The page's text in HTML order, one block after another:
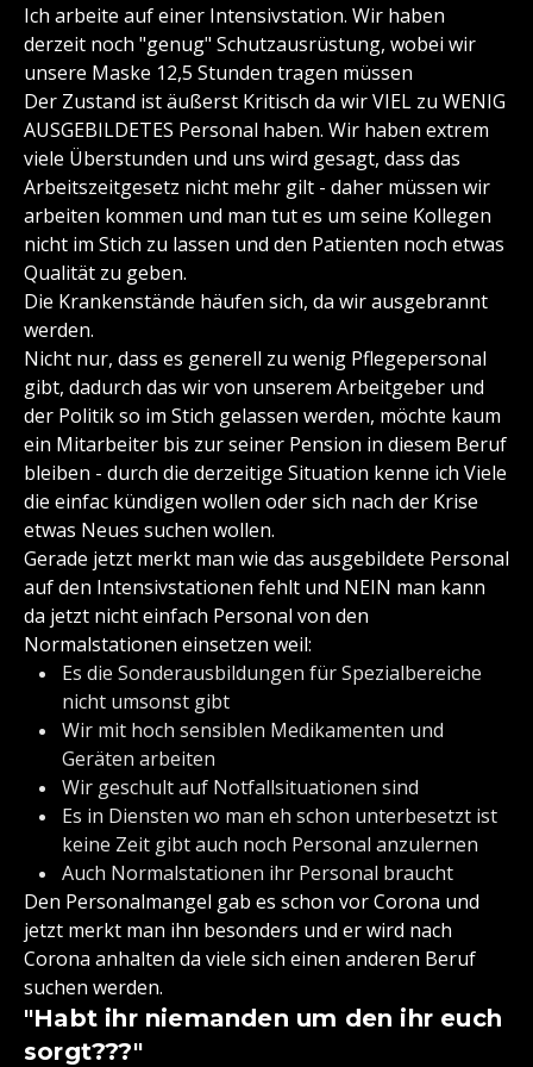
Ich arbeite auf einer Intensivstation. Wir haben
derzeit noch "genug" Schutzausrüstung, wobei wir
unsere Maske 12,5 Stunden tragen müssen
Der Zustand ist äußerst Kritisch da wir VIEL zu WENIG
AUSGEBILDETES Personal haben. Wir haben extrem
viele Überstunden und uns wird gesagt, dass das
Arbeitszeitgesetz nicht mehr gilt - daher müssen wir
arbeiten kommen und man tut es um seine Kollegen
nicht im Stich zu lassen und den Patienten noch etwas
Qualität zu geben.
Die Krankenstände häufen sich, da wir ausgebrannt
werden.
Nicht nur, dass es generell zu wenig Pflegepersonal
gibt, dadurch das wir von unserem Arbeitgeber und
der Politik so im Stich gelassen werden, möchte kaum
ein Mitarbeiter bis zur seiner Pension in diesem Beruf
bleiben - durch die derzeitige Situation kenne ich Viele
die einfac kündigen wollen oder sich nach der Krise
etwas Neues suchen wollen.
Gerade jetzt merkt man wie das ausgebildete Personal
auf den Intensivstationen fehlt und NEIN man kann
da jetzt nicht einfach Personal von den
Normalstationen einsetzen weil:
Es die Sonderausbildungen für Spezialbereiche
nicht umsonst gibt
Wir mit hoch sensiblen Medikamenten und
Geräten arbeiten
Wir geschult auf Notfallsituationen sind
Es in Diensten wo man eh schon unterbesetzt ist
keine Zeit gibt auch noch Personal anzulernen
Auch Normalstationen ihr Personal braucht
Den Personalmangel gab es schon vor Corona und
jetzt merkt man ihn besonders und er wird nach
Corona anhalten da viele sich einen anderen Beruf
suchen werden.
"Habt ihr niemanden um den ihr euch
sorgt???"